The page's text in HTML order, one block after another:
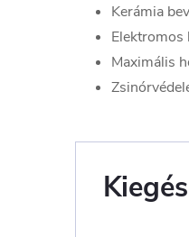
Kerámia
Elektromos
Maximális